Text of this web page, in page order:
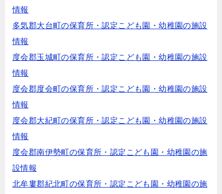
情報
多気郡大台町の保育所・認定こども園・幼稚園の施設
情報
度会郡玉城町の保育所・認定こども園・幼稚園の施設
情報
度会郡度会町の保育所・認定こども園・幼稚園の施設
情報
度会郡大紀町の保育所・認定こども園・幼稚園の施設
情報
度会郡南伊勢町の保育所・認定こども園・幼稚園の施
設情報
北牟婁郡紀北町の保育所・認定こども園・幼稚園の施